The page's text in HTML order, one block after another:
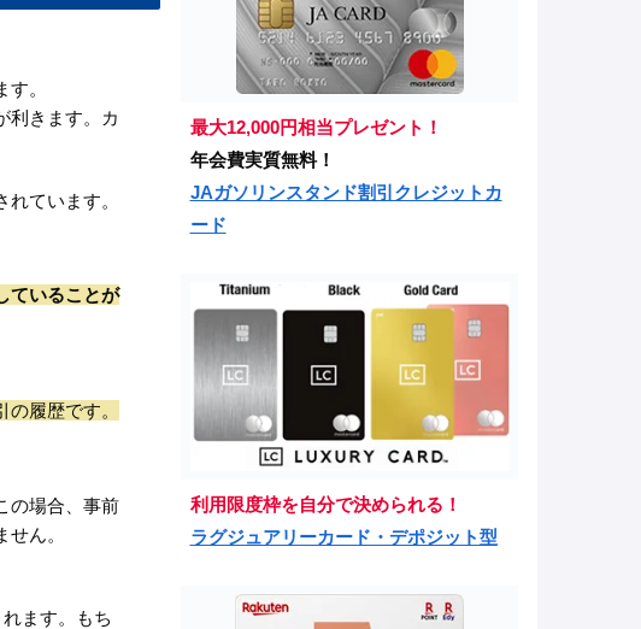
。
利きます。カ
ています。
ていることが
履歴です。
の場合、事前
ん。
ます。もち
最大12,000円相当プレゼント！
年会費実質無料！
JAガソリンスタンド割引クレジットカ
ード
利用限度枠を自分で決められる！
ラグジュアリーカード・デポジット型